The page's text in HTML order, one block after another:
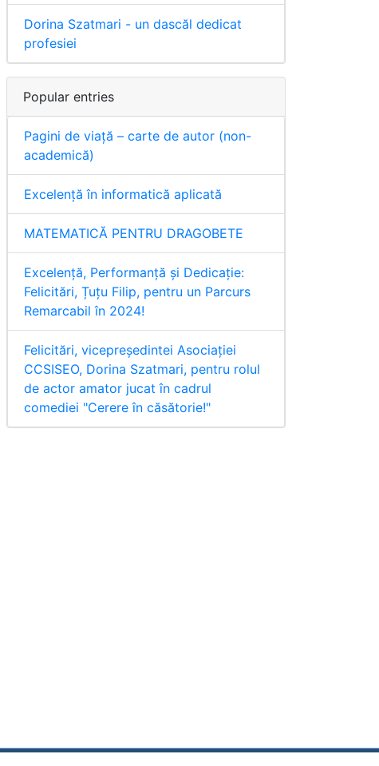
Dorina Szatmari - un dascăl dedicat
profesiei
Popular entries
Pagini de viață – carte de autor (non-
academică)
Excelență în informatică aplicată
MATEMATICĂ PENTRU DRAGOBETE
Excelență, Performanță și Dedicație:
Felicitări, Țuțu Filip, pentru un Parcurs
Remarcabil în 2024!
Felicitări, vicepreședintei Asociației
CCSISEO, Dorina Szatmari, pentru rolul
de actor amator jucat în cadrul
comediei "Cerere în căsătorie!"